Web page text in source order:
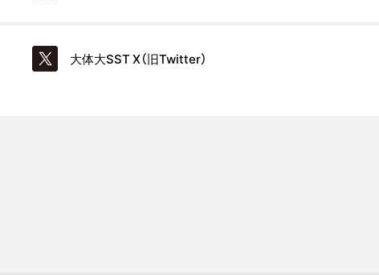
大体大SSTX（旧Twitter）